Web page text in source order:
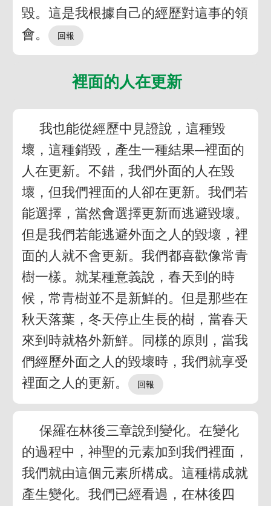
毀。這是我根據自己的經歷對這事的領
會。
裡面的人在更新
我也能從經歷中見證說，這種毀
壞，這種銷毀，產生一種結果─裡面的
人在更新。不錯，我們外面的人在毀
壞，但我們裡面的人卻在更新。我們若
能選擇，當然會選擇更新而逃避毀壞。
但是我們若能逃避外面之人的毀壞，裡
面的人就不會更新。我們都喜歡像常青
樹一樣。就某種意義說，春天到的時
候，常青樹並不是新鮮的。但是那些在
秋天落葉，冬天停止生長的樹，當春天
來到時就格外新鮮。同樣的原則，當我
們經歷外面之人的毀壞時，我們就享受
裡面之人的更新。
保羅在林後三章說到變化。在變化
的過程中，神聖的元素加到我們裡面，
我們就由這個元素所構成。這種構成就
產生變化。我們已經看過，在林後四